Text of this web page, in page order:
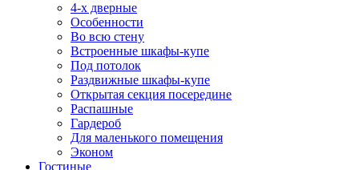
4-х дверные
Особенности
Во всю стену
Встроенные шкафы-купе
Под потолок
Раздвижные шкафы-купе
Открытая секция посередине
Распашные
Гардероб
Для маленького помещения
Эконом
Гостиные